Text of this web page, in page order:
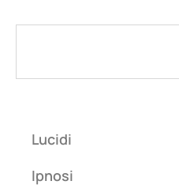
Lucidi
Ipnosi